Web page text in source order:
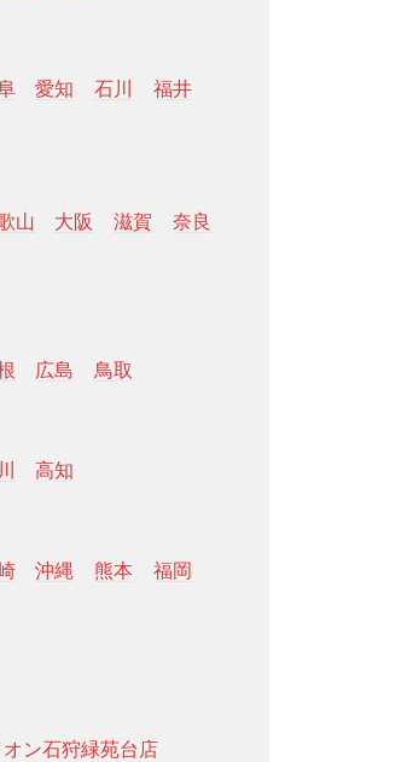
愛知 石川
福井
山 大阪 滋賀 奈良
広島 鳥取
高知
沖縄 熊本
福岡
オン石狩緑苑台店